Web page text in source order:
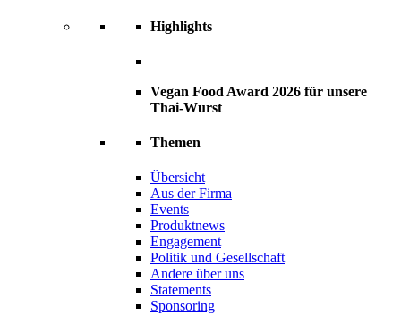
Highlights
Vegan Food Award 2026 für unsere
Thai-Wurst
Themen
Übersicht
Aus der Firma
Events
Produktnews
Engagement
Politik und Gesellschaft
Andere über uns
Statements
Sponsoring